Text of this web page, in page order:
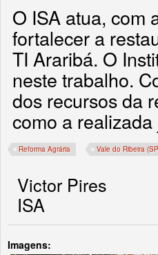
O ISA atua, com
fortalecer a
TI Araribá. O
neste trabalho.
dos recursos da
como a
Reforma Agrária Vale do Ribeira
Victor Pires
ISA
Imagens: